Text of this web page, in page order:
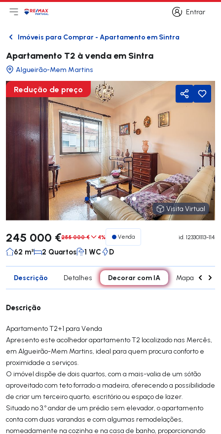
Entrar
Entrar
Abri menu principal
LogoIr para página inicial
VoltarImóveis para Comprar - Apartamento em Sintra
Apartamento T2 à venda em Sintra
Algueirão-Mem Martins
Redução de preço
Visita Virtual
Visita Virtual
Partilhar
245 000 €255 000 € 4% Venda id. 123301113-114
62 m² 2 Quartos 1 WC D
Descrição Detalhes Decorar com IA Mapa
Descrição
Apartamento T2+1 para Venda
Apresento este acolhedor apartamento T2 localizado nas Mercês,
em Algueirão-Mem Martins, ideal para quem procura conforto e
proximidade a serviços.
O imóvel dispõe de dois quartos, com a mais-valia de um sótão
aproveitado com teto forrado a madeira, oferecendo a possibilidade
de criar um terceiro quarto, escritório ou espaço de lazer.
Situado no 3.º andar de um prédio sem elevador, o apartamento
conta com duas varandas e com algumas remodelações,
nomeadamente na cozinha e na casa de banho, proporcionando